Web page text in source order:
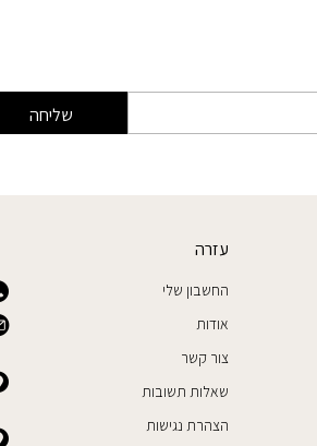
שליחה
עזרה
החשבון שלי
אודות
צור קשר
שאלות תשובות
הצהרת נגישות